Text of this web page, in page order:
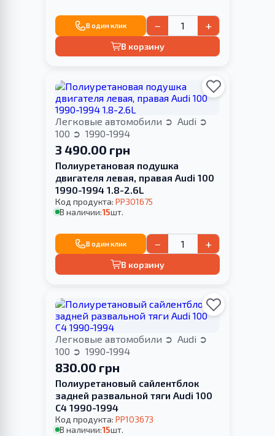
В один клик − +
В корзину
Легковые автомобили
Audi
100
1990-1994
3 490.00 грн
Полиуретановая подушка
двигателя левая, правая Audi 100
1990-1994 1.8-2.6L
Код продукта: PP301675
В наличии:15шт.
В один клик − +
В корзину
Легковые автомобили
Audi
100
1990-1994
830.00 грн
Полиуретановый сайлентблок
задней развальной тяги Audi 100
С4 1990-1994
Код продукта: PP103673
В наличии:15шт.